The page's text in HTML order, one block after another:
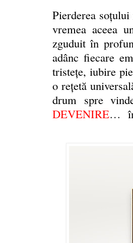
Pierderea
vremea aceea
zguduit în
adânc fiecare
tristețe, iubire
o rețetă
drum spre
DEVENIRE…